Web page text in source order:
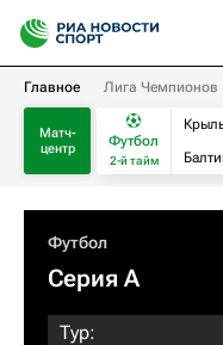
Главное Лига Чемпионов
Матч-
центр
Футбол
2-й тайм
Футбол
Серия А
Тур: